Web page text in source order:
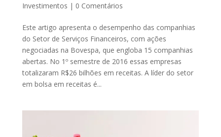
Investimentos | 0 Comentários
Este artigo apresenta o desempenho das companhias
do Setor de Serviços Financeiros, com ações
negociadas na Bovespa, que engloba 15 companhias
abertas. No 1º semestre de 2016 essas empresas
totalizaram R$26 bilhões em receitas. A líder do setor
em bolsa em receitas é...